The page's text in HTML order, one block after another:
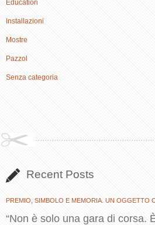
Education
Installazioni
Mostre
Pazzol
Senza categoria
Recent Posts
PREMIO, SIMBOLO E MEMORIA. UN OGGETTO
“Non è solo una gara di corsa.